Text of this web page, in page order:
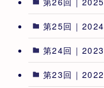
第25回｜2024
第24回｜2023
第23回｜2022